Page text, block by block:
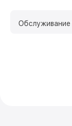
Обслуживание